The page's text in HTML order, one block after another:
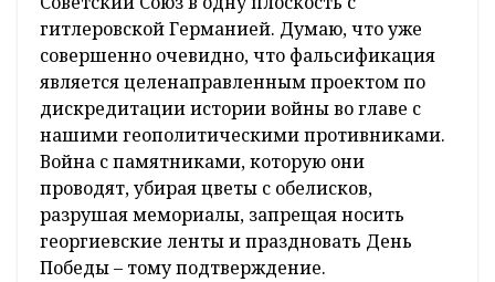
гитлеровской Германией. Думаю, что уже
совершенно очевидно, что фальсификация
является целенаправленным проектом по
дискредитации истории войны во главе с
нашими геополитическими противниками.
Война с памятниками, которую они
проводят, убирая цветы с обелисков,
разрушая мемориалы, запрещая носить
георгиевские ленты и праздновать День
Победы – тому подтверждение.